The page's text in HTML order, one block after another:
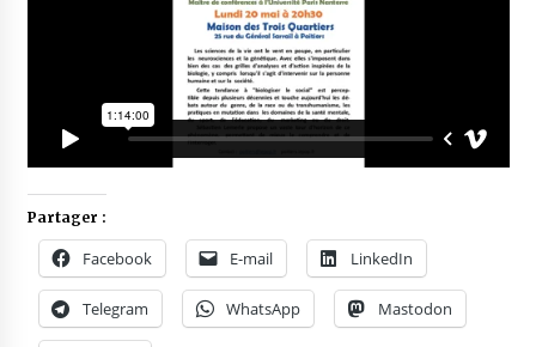
Partager :
Facebook E-mail LinkedIn
Telegram WhatsApp Mastodon